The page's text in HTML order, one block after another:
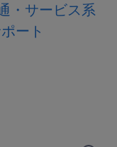
・サービス系
ート